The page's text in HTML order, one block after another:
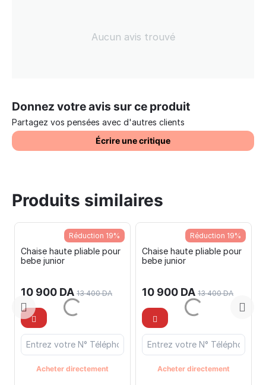
Aucun avis trouvé
Donnez votre avis sur ce produit
Partagez vos pensées avec d'autres clients
Écrire une critique
Produits similaires
Réduction 19%
Chaise haute pliable pour
bebe junior
10 900 DA 13 400 DA
Acheter directement
Réduction 19%
Chaise haute pliable pour
bebe junior
10 900 DA 13 400 DA
Acheter directement